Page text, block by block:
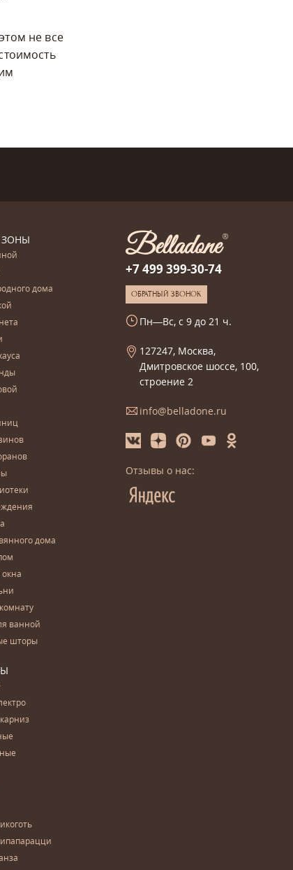
не все
дома
дома
ванной
шторы
+7 499 399-30-74
ОБРАТНЫЙ ЗВОНОК
Пн—Вс, с 9 до 21 ч.
127247, Москва,
Дмитровское шоссе, 100,
строение 2
info@belladone.ru
Отзывы о нас: